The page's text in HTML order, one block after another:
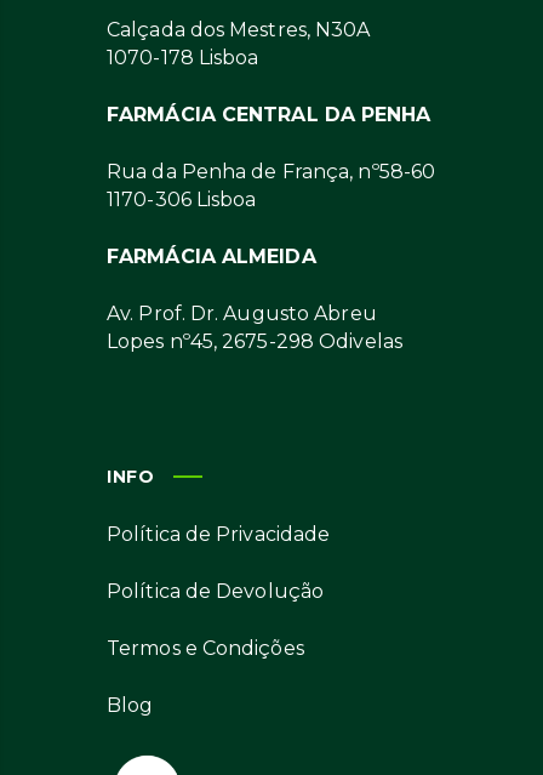
Calçada dos Mestres, N30A
1070-178 Lisboa
FARMÁCIA CENTRAL DA PENHA
Rua da Penha de França, nº58-60
1170-306 Lisboa
FARMÁCIA ALMEIDA
Av. Prof. Dr. Augusto Abreu
Lopes nº45, 2675-298 Odivelas
INFO
Política de Privacidade
Política de Devolução
Termos e Condições
Blog